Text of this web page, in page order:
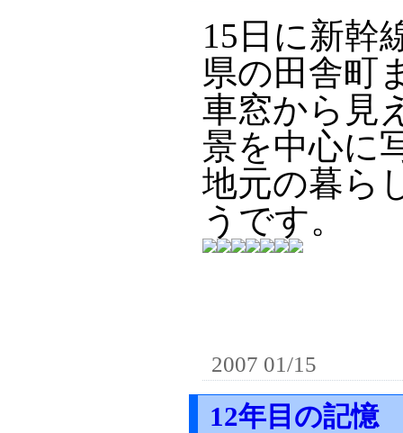
15日に新幹
県の田舎町
車窓から見
景を中心に
地元の暮ら
うです。
2007 01/15
12年目の記憶